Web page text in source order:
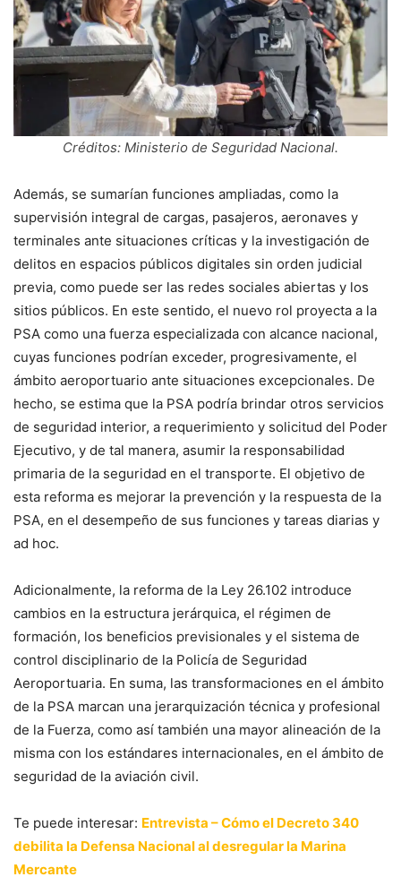
Créditos: Ministerio de Seguridad Nacional.
Además, se sumarían funciones ampliadas, como la
supervisión integral de cargas, pasajeros, aeronaves y
terminales ante situaciones críticas y la investigación de
delitos en espacios públicos digitales sin orden judicial
previa, como puede ser las redes sociales abiertas y los
sitios públicos. En este sentido, el nuevo rol proyecta a la
PSA como una fuerza especializada con alcance nacional,
cuyas funciones podrían exceder, progresivamente, el
ámbito aeroportuario ante situaciones excepcionales. De
hecho, se estima que la PSA podría brindar otros servicios
de seguridad interior, a requerimiento y solicitud del Poder
Ejecutivo, y de tal manera, asumir la responsabilidad
primaria de la seguridad en el transporte. El objetivo de
esta reforma es mejorar la prevención y la respuesta de la
PSA, en el desempeño de sus funciones y tareas diarias y
ad hoc.
Adicionalmente, la reforma de la Ley 26.102 introduce
cambios en la estructura jerárquica, el régimen de
formación, los beneficios previsionales y el sistema de
control disciplinario de la Policía de Seguridad
Aeroportuaria. En suma, las transformaciones en el ámbito
de la PSA marcan una jerarquización técnica y profesional
de la Fuerza, como así también una mayor alineación de la
misma con los estándares internacionales, en el ámbito de
seguridad de la aviación civil.
Te puede interesar: Entrevista – Cómo el Decreto 340
debilita la Defensa Nacional al desregular la Marina
Mercante